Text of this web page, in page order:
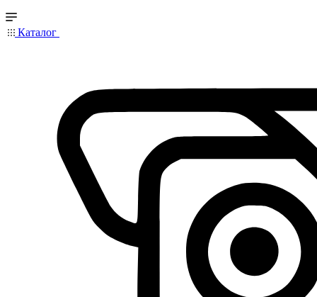
Каталог